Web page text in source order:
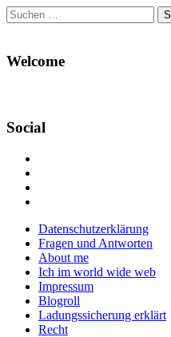
Suchen
nach:
Welcome
Social
Facebook
anzeigen
Twitter
anzeigen
auf
Instagram
anzeigen
Main
menu
Skip
content
Datenschutzerklärung
Fragen und Antworten
About me
Ich im world wide web
Impressum
Blogroll
Ladungssicherung erklärt
Recht